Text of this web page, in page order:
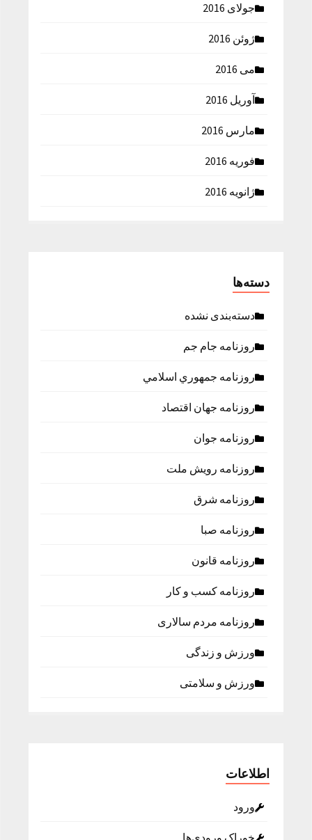
جولای 2016
ژوئن 2016
می 2016
آوریل 2016
مارس 2016
فوریه 2016
ژانویه 2016
دسته‌ها
دسته‌بندی نشده
روزنامه جام جم
روزنامه جمهوري اسلامي
روزنامه جهان اقتصاد
روزنامه جوان
روزنامه رویش ملت
روزنامه شرق
روزنامه صبا
روزنامه قانون
روزنامه كسب و كار
روزنامه مردم سالاری
ورزش و زندگی
ورزش و سلامتی
اطلاعات
ورود
خوراک ورودی‌ها